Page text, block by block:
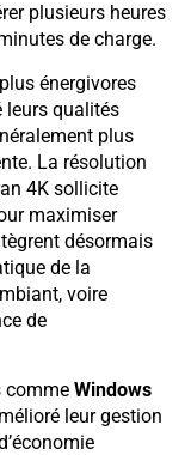
plusieurs heures
de charge.
énergivores
leurs qualités
plus
La résolution
4K sollicite
maximiser
désormais
de la
voire
de
comme Windows
leur gestion